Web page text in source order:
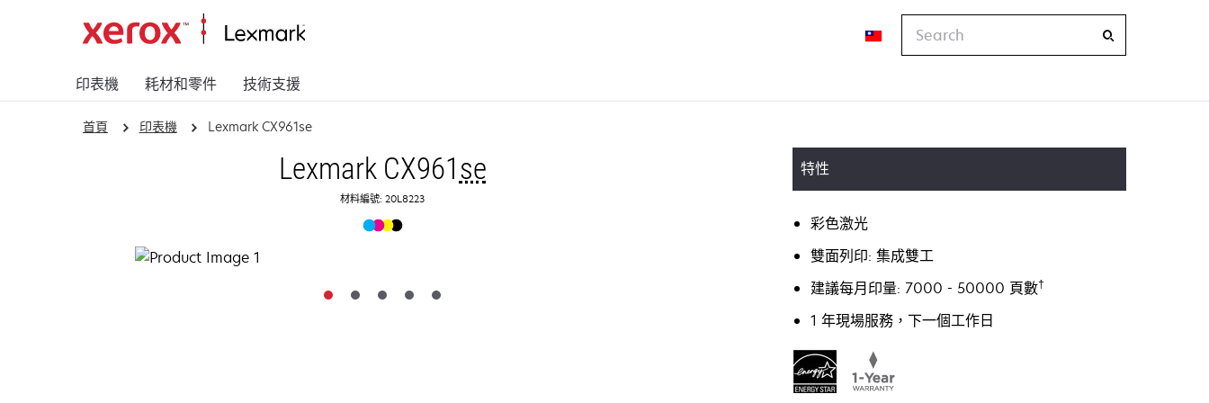
印表機 耗材和零件 技術支援
首頁 印表機 Lexmark CX961se
Lexmark CX961se
材料編號: 20L8223
特性
彩色激光
雙面列印: 集成雙工
建議每月印量: 7000 - 50000 頁數†
1 年現場服務，下一個工作日